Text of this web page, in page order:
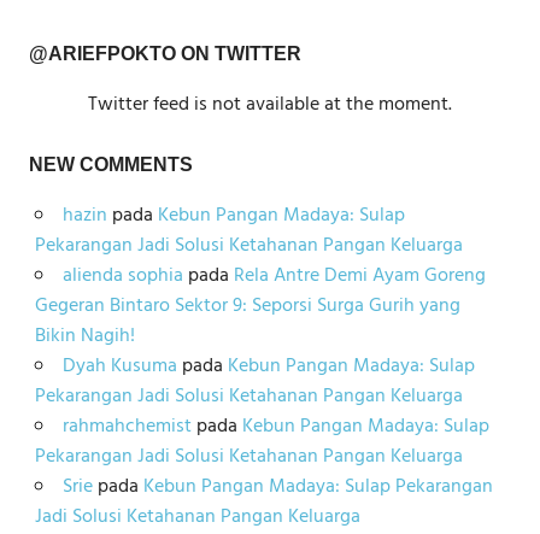
@ARIEFPOKTO ON TWITTER
Twitter feed is not available at the moment.
NEW COMMENTS
hazin pada Kebun Pangan Madaya: Sulap
Pekarangan Jadi Solusi Ketahanan Pangan Keluarga
alienda sophia pada Rela Antre Demi Ayam Goreng
Gegeran Bintaro Sektor 9: Seporsi Surga Gurih yang
Bikin Nagih!
Dyah Kusuma pada Kebun Pangan Madaya: Sulap
Pekarangan Jadi Solusi Ketahanan Pangan Keluarga
rahmahchemistpada Kebun Pangan Madaya: Sulap
Pekarangan Jadi Solusi Ketahanan Pangan Keluarga
Sriepada Kebun Pangan Madaya: Sulap Pekarangan
Jadi Solusi Ketahanan Pangan Keluarga